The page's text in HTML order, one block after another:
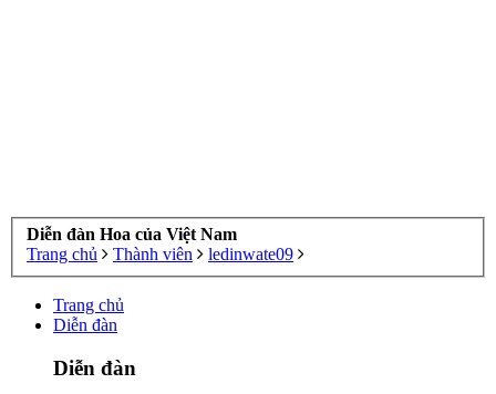
Diễn đàn Hoa của Việt Nam
Trang chủ
Thành viên ledinwate09
Trang chủ
Diễn đàn
Diễn đàn